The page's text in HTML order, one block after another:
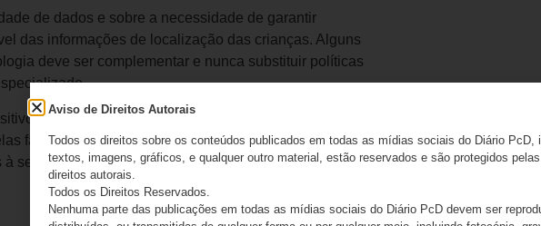
de dados e sobre a necessidade de garantir
das informações de localização das crianças. Alguns
deve ser complementar e nunca substituir políticas
serão fornecidos mediante laudo médico e
famílias. A gestão municipal também declarou que a
segurança e inclusão de crianças autistas na cidade.
Aviso de Direitos Autorais
Todos os direitos sobre os conteúdos publicados em todas as mídias sociais do Diário PcD,
textos, imagens, gráficos, e qualquer outro material, estão reservados e são protegidos
direitos autorais.
Todos os Direitos Reservados.
Nenhuma parte das publicações em todas as mídias sociais do Diário PcD devem ser